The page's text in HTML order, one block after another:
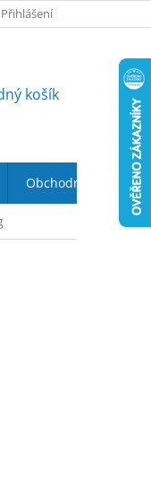
DOPRAVA A PLATBA
Přihlášení
košík
Obchodní podmínky